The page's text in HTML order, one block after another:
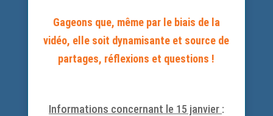
Gageons que, même par le biais de la
vidéo, elle soit dynamisante et source de
partages, réflexions et questions !
Informations concernant le 15 janvier :